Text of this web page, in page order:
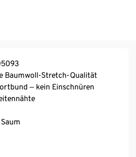
Baumwoll-Stretch-Qualität
‒ kein Einschnüren
perfekter Sitz, hoher